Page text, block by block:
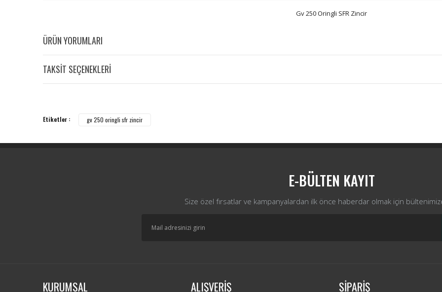
Gv 250 Oringli SFR Zincir
ÜRÜN YORUMLARI
TAKSİT SEÇENEKLERİ
Etiketler : gv 250 oringli sfr zincir
E-BÜLTEN KAYIT
Size özel fırsatlar ve kampanyalardan ilk önce haberdar olmak için
KURUMSAL ALIŞVERİŞ SİPARİŞ